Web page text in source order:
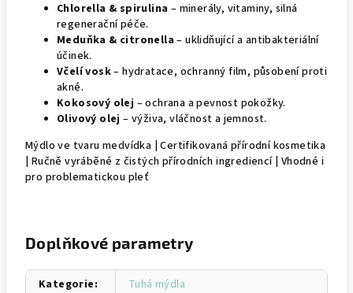
Chlorella & spirulina – minerály, vitaminy, silná
regenerační péče.
Meduňka & citronella – uklidňující a antibakteriální
účinek.
Včelí vosk– hydratace, ochranný film, působení proti
akné.
Kokosový olej – ochrana a pevnost pokožky.
Olivový olej – výživa, vláčnost a jemnost.
Mýdlo ve tvaru medvídka | Certifikovaná přírodní kosmetika
| Ručně vyráběné z čistých přírodních ingrediencí | Vhodné i
pro problematickou pleť
Doplňkové parametry
Kategorie:
Tuhá mýdla